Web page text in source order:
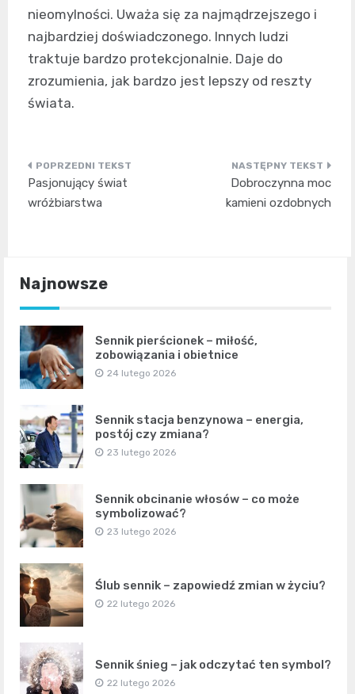
nieomylności. Uważa się za najmądrzejszego i
najbardziej doświadczonego. Innych ludzi
traktuje bardzo protekcjonalnie. Daje do
zrozumienia, jak bardzo jest lepszy od reszty
świata.
Nawigacja
wpisu
Pasjonujący świat
wróżbiarstwa
Dobroczynna moc
kamieni ozdobnych
Najnowsze
Sennik pierścionek – miłość,
zobowiązania i obietnice
24 lutego 2026
Sennik stacja benzynowa – energia,
postój czy zmiana?
23 lutego 2026
Sennik obcinanie włosów – co może
symbolizować?
23 lutego 2026
Ślub sennik – zapowiedź zmian w życiu?
22 lutego 2026
Sennik śnieg – jak odczytać ten symbol?
22 lutego 2026